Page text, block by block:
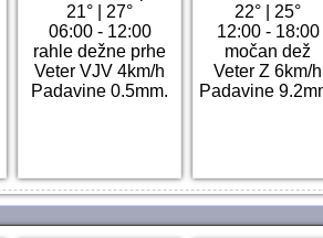
21°
27°
06:00 - 12:00
rahle dežne prhe
Veter VJV 4km/h
Padavine 0.5mm.
22°
25°
12:00 - 18:00
močan dež
Veter Z 6km/h
Padavine